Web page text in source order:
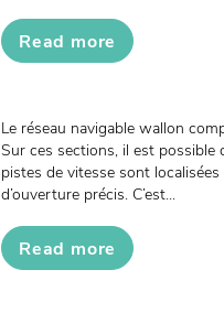
Read more
Le réseau navigable wallon
Sur ces sections, il est possible
pistes de vitesse sont
d’ouverture précis. C’est...
Read more